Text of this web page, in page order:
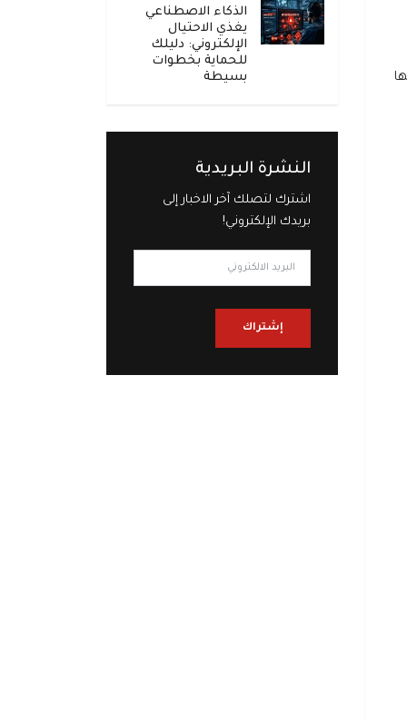
حالة بينها
الذكاء الاصطناعي
يغذي الاحتيال
الإلكتروني: دليلك
للحماية بخطوات
بسيطة
النشرة البريدية
اشترك لتصلك آخر الاخبار إلى
بريدك الإلكتروني!
إشتراك